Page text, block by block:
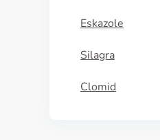
Eskazole
Silagra
Clomid